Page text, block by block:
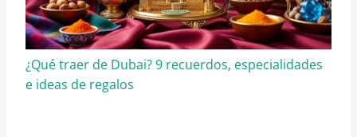
¿Qué traer de Dubai? 9 recuerdos, especialidades
e ideas de regalos